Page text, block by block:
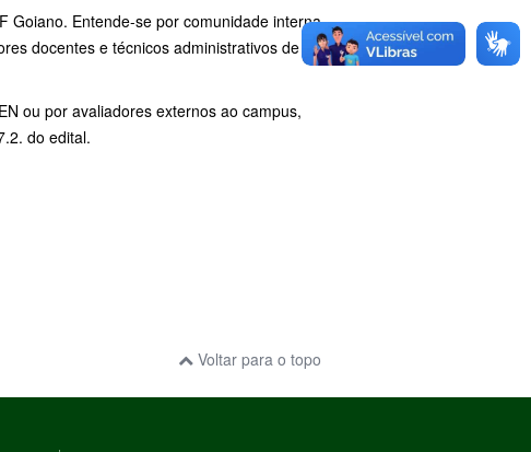
Goiano. Entende-se por comunidade interna
docentes e técnicos administrativos de
ou por avaliadores externos ao campus,
do edital.
Voltar para o topo